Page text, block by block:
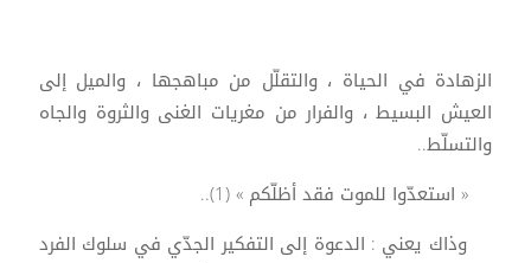
الزهادة في الحياة ، والتقلّل من مباهجها ، والميل إلى
العيش البسيط ، والفرار من مغريات الغنى والثروة والجاه
والتسلّط..
« استعدّوا للموت فقد أظلّكم » (1)..
وذاك يعني : الدعوة إلى التفكير الجدّي في سلوك الفرد